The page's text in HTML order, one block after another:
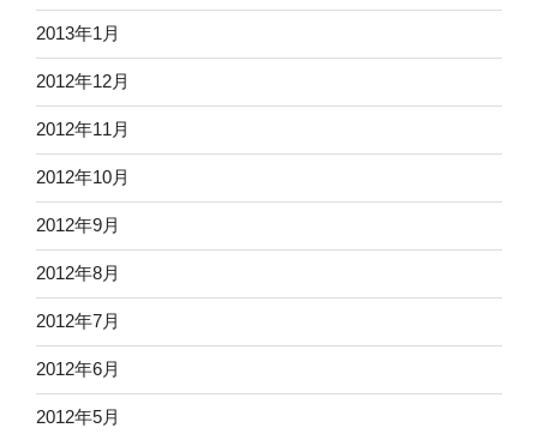
2013年1月
2012年12月
2012年11月
2012年10月
2012年9月
2012年8月
2012年7月
2012年6月
2012年5月